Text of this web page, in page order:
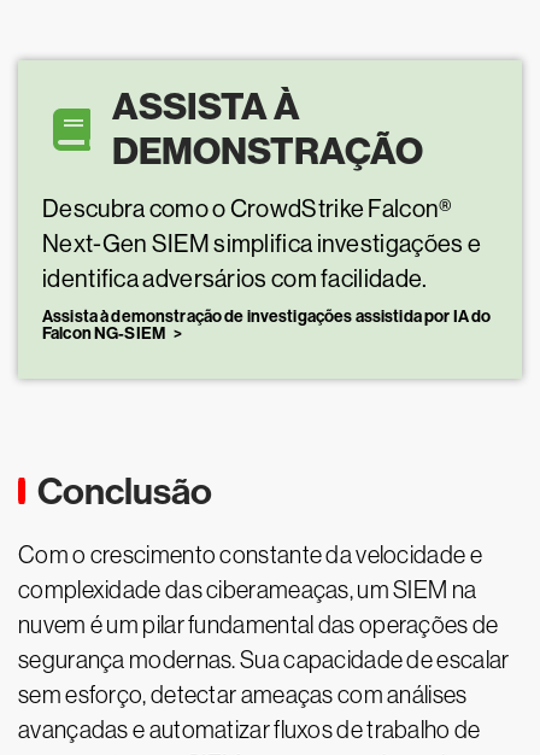
ASSISTA À
DEMONSTRAÇÃO
Descubra como o CrowdStrike Falcon®
Next-Gen SIEM simplifica investigações e
identifica adversários com facilidade.
Assista à demonstração de investigações assistida por IA do
Falcon NG-SIEM
Conclusão
Com o crescimento constante da velocidade e
complexidade das ciberameaças, um SIEM na
nuvem é um pilar fundamental das operações de
segurança modernas. Sua capacidade de escalar
sem esforço, detectar ameaças com análises
avançadas e automatizar fluxos de trabalho de